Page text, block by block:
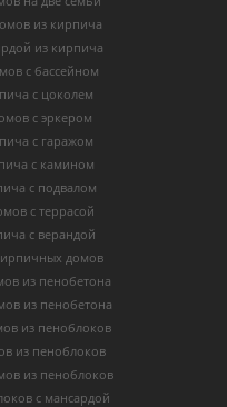
из кирпича
из кирпича
с бассейном
с цоколем
с эркером
с гаражом
с камином
с подвалом
с террасой
с верандой
домов
из пенобетона
из пенобетона
из пеноблоков
из пеноблоков
из пеноблоков
с мансардой